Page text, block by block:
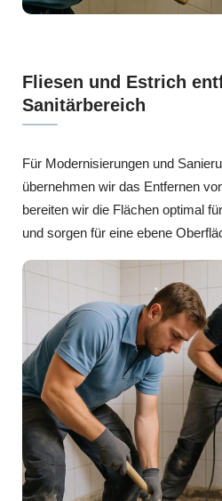
Fliesen und Estrich
Sanitärbereich
Für Modernisierungen und
übernehmen wir das Entfernen
bereiten wir die Flächen optimal
und sorgen für eine ebene